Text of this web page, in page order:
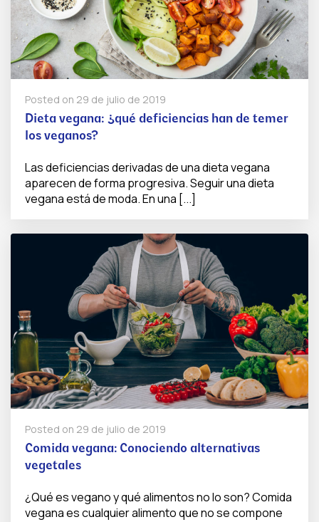
Posted on 29 de julio de 2019
Dieta vegana: ¿qué deficiencias han de temer
los veganos?
Las deficiencias derivadas de una dieta vegana
aparecen de forma progresiva. Seguir una dieta
vegana está de moda. En una [...]
Posted on 29 de julio de 2019
Comida vegana: Conociendo alternativas
vegetales
¿Qué es vegano y qué alimentos no lo son? Comida
vegana es cualquier alimento que no se compone